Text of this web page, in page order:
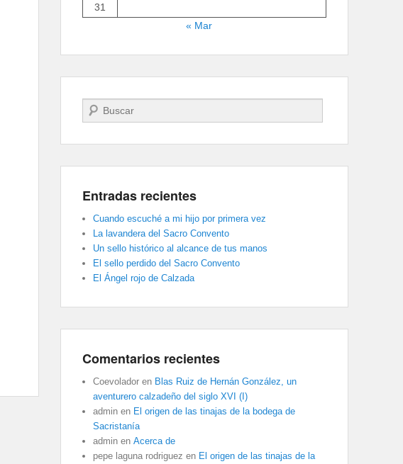
31
« Mar
Buscar
Entradas recientes
Cuando escuché a mi hijo por primera vez
La lavandera del Sacro Convento
Un sello histórico al alcance de tus manos
El sello perdido del Sacro Convento
El Ángel rojo de Calzada
Comentarios recientes
Coevolador en Blas Ruiz de Hernán González, un
aventurero calzadeño del siglo XVI (I)
admin en El origen de las tinajas de la bodega de
Sacristanía
admin en Acerca de
pepe laguna rodriguez en El origen de las tinajas de la